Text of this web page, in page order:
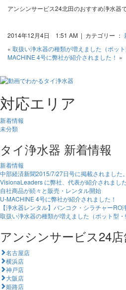
アンシンサービス24北田のおすすめ浄水器で
2014年12月4日 1:51 AM | カテゴリー ：
« 取扱い浄水器の種類が増えました（ポッ
MACHINE 4号に弊社が紹介されました！ »
対応エリア
新着情報
未分類
タイ浄水器 新着情報
新着情報
中部経済新聞2015/7/27日号に掲載されました。
VisionaLeaders に弊社、代表が紹介されました
自社商品が続々と販売・レンタル開始
U-MACHINE 4号に弊社が紹介されました！
【浄水器レンタル】バンコク・シラチャーRO
取扱い浄水器の種類が増えました（ポット型・
アンシンサービス24
名古屋店
横浜店
神戸店
大阪店
姫路店